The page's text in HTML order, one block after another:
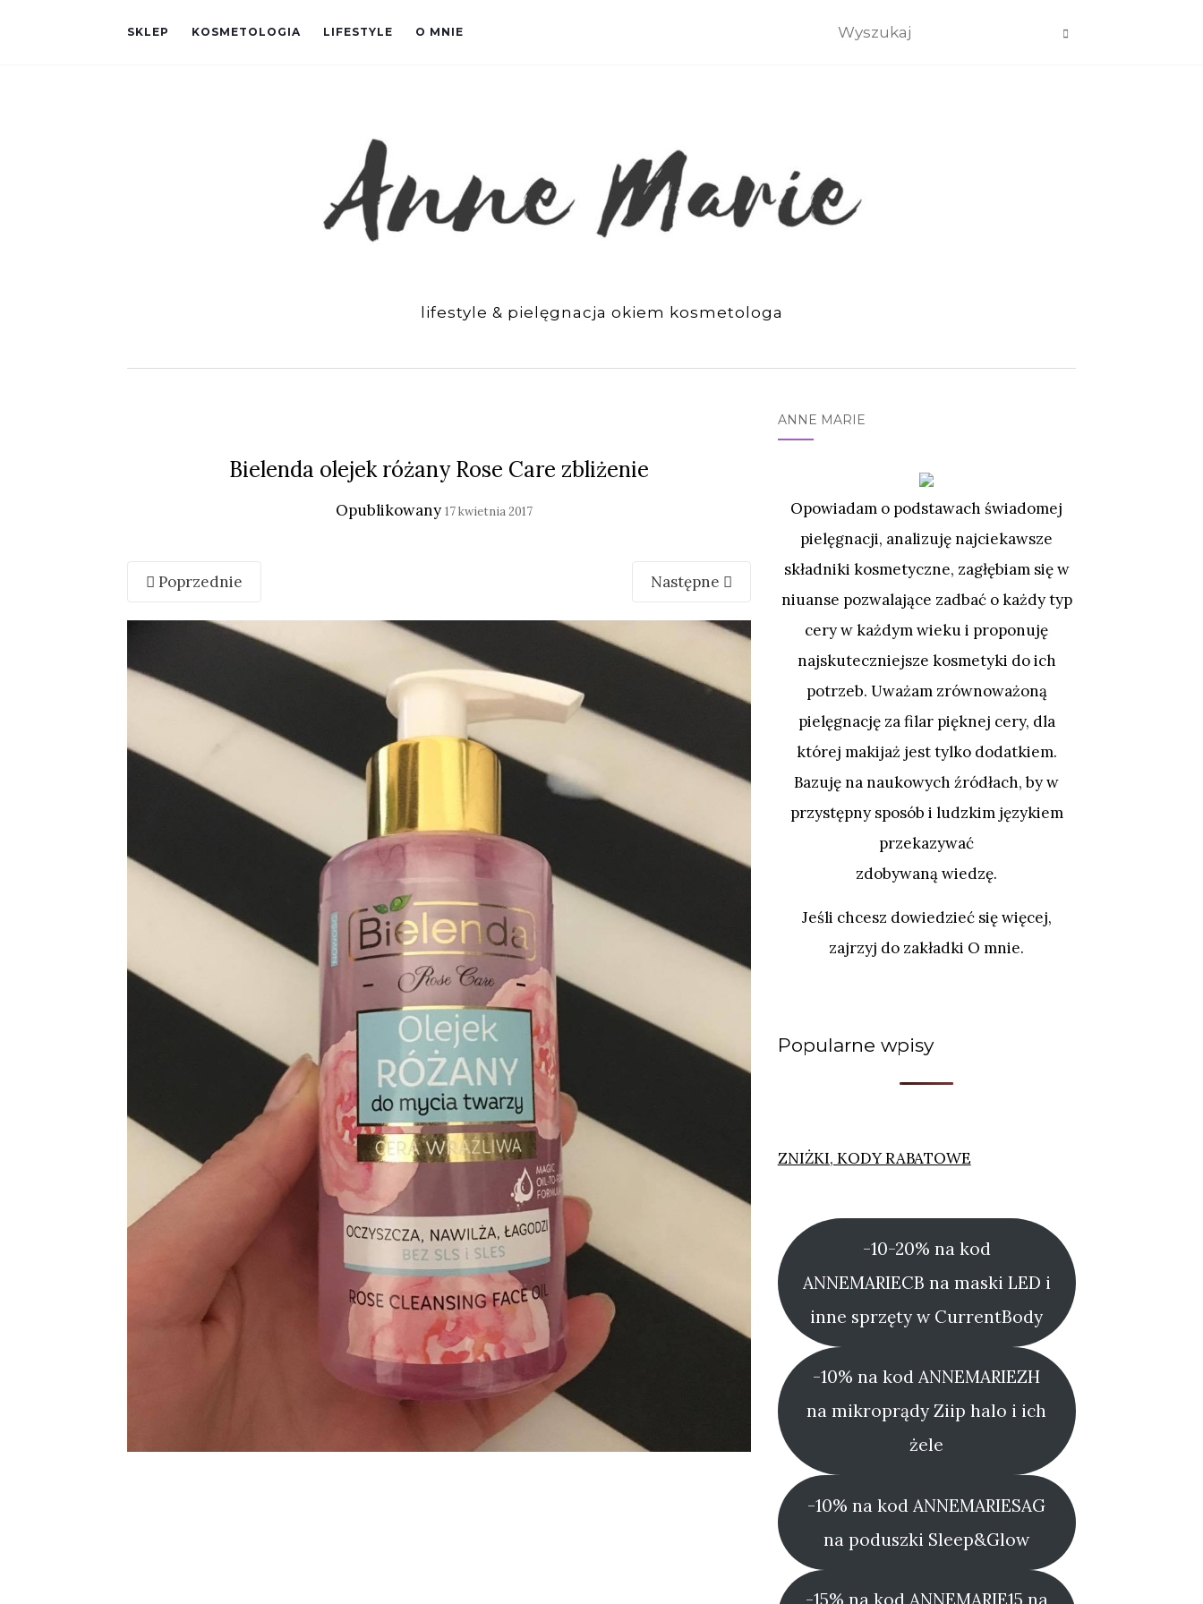
SKLEP KOSMETOLOGIA LIFESTYLE O MNIE
lifestyle & pielęgnacja okiem kosmetologa
Bielenda olejek różany Rose Care zbliżenie
Opublikowany17 kwietnia 2017
Poprzednie Następne
ANNE MARIE
Opowiadam o podstawach świadomej
pielęgnacji, analizuję najciekawsze
składniki kosmetyczne, zagłębiam się w
niuanse pozwalające zadbać o każdy typ
cery w każdym wieku i proponuję
najskuteczniejsze kosmetyki do ich
potrzeb. Uważam zrównoważoną
pielęgnację za filar pięknej cery, dla
której makijaż jest tylko dodatkiem.
Bazuję na naukowych źródłach, by w
przystępny sposób i ludzkim językiem
przekazywać
zdobywaną wiedzę.
Jeśli chcesz dowiedzieć się więcej,
zajrzyj do zakładki O mnie.
Popularne wpisy
ZNIŻKI, KODY RABATOWE
-10-20% na kod
ANNEMARIECB na maski LED i
inne sprzęty w CurrentBody
-10% na kod ANNEMARIEZH
na mikroprądy Ziip halo i ich
żele
-10% na kod ANNEMARIESAG
na poduszki Sleep&Glow